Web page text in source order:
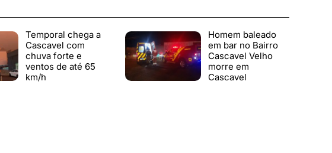
Temporal chega a
Cascavel com
chuva forte e
ventos de até 65
km/h
Homem baleado
em bar no Bairro
Cascavel Velho
morre em
Cascavel